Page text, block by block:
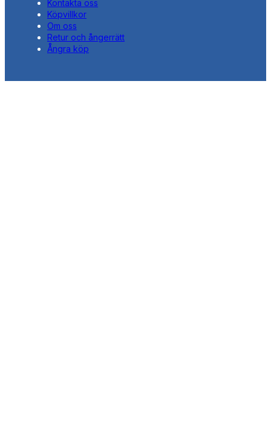
Kontakta oss
Köpvillkor
Om oss
Retur och ångerrätt
Ångra köp